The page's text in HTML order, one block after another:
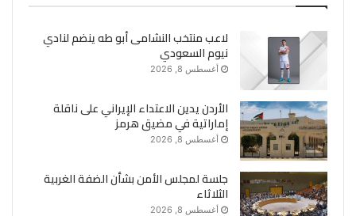
لاعب منتخب النشامى أبو طه ينضم لنادي
نيوم السعودي
أغسطس 8, 2026
الأردن يدين الاعتداء الإيراني على ناقلة
إماراتية في مضيق هرمز
أغسطس 8, 2026
جلسة لمجلس الأمن بشأن الضفة الغربية
الثلاثاء
أغسطس 8, 2026